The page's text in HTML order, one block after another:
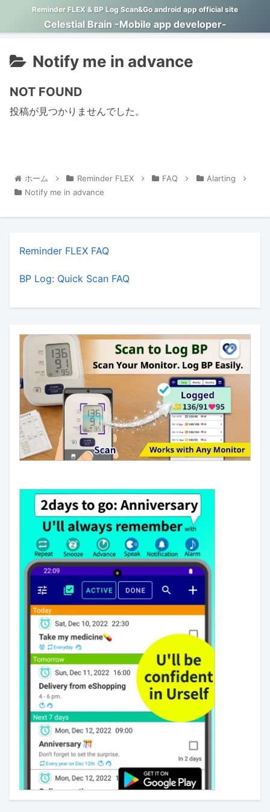
Reminder FLEX & BP Log Scan&Go android app official site
Celestial Brain -Mobile app developer-
Notify me in advance
NOT FOUND
投稿が見つかりませんでした。
ホーム Reminder FLEX FAQ
Alarting
Notify me in advance
Reminder FLEX FAQ
BP Log: Quick Scan FAQ